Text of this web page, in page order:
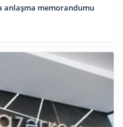
anlaşma memorandumu